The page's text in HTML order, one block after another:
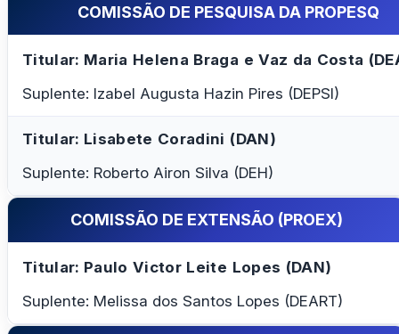
COMISSÃO DE PESQUISA DA PROPESQ
Titular: Maria Helena Braga e Vaz da Costa
Suplente: Izabel Augusta Hazin Pires (DEPSI)
Titular: Lisabete Coradini (DAN)
Suplente: Roberto Airon Silva (DEH)
COMISSÃO DE EXTENSÃO (PROEX)
Titular: Paulo Victor Leite Lopes (DAN)
Suplente: Melissa dos Santos Lopes (DEART)